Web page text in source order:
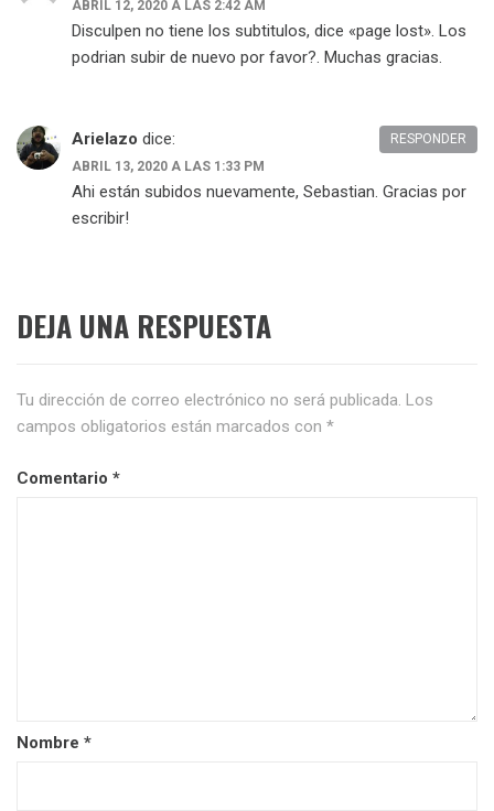
ABRIL 12, 2020 A LAS 2:42 AM
Disculpen no tiene los subtitulos, dice «page lost». Los
podrian subir de nuevo por favor?. Muchas gracias.
Arielazo dice:
ABRIL 13, 2020 A LAS 1:33 PM
Ahi están subidos nuevamente, Sebastian. Gracias por
escribir!
RESPONDER
DEJA UNA RESPUESTA
Tu dirección de correo electrónico no será publicada. Los
campos obligatorios están marcados con *
Comentario *
Nombre *